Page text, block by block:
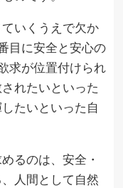
いくうえで欠か
目に安全と安心の
求が位置付けられ
れたいといった
たいといった自
るのは、安全・
人間として自然